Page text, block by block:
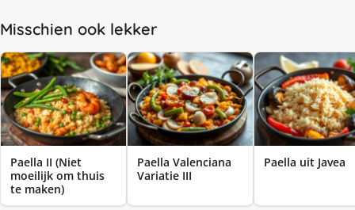
Misschien ook lekker
Paella II (Niet
moeilijk om thuis
te maken)
Paella Valenciana
Variatie III
Paella uit Javea